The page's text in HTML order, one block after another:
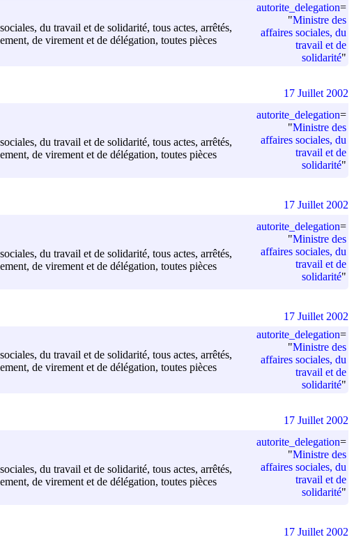
du travail et de solidarité, tous actes, arrêtés,
de virement et de délégation, toutes pièces
autorite_delegation=
"Ministre des
affaires sociales, du
travail et de
solidarité"
du travail et de solidarité, tous actes, arrêtés,
de virement et de délégation, toutes pièces
autorite_delegation=
"Ministre des
affaires sociales, du
travail et de
solidarité"
17 Juillet 2002
du travail et de solidarité, tous actes, arrêtés,
de virement et de délégation, toutes pièces
autorite_delegation=
"Ministre des
affaires sociales, du
travail et de
solidarité"
17 Juillet 2002
du travail et de solidarité, tous actes, arrêtés,
de virement et de délégation, toutes pièces
autorite_delegation=
"Ministre des
affaires sociales, du
travail et de
solidarité"
17 Juillet 2002
du travail et de solidarité, tous actes, arrêtés,
de virement et de délégation, toutes pièces
autorite_delegation=
"Ministre des
affaires sociales, du
travail et de
solidarité"
17 Juillet 2002
17 Juillet 2002